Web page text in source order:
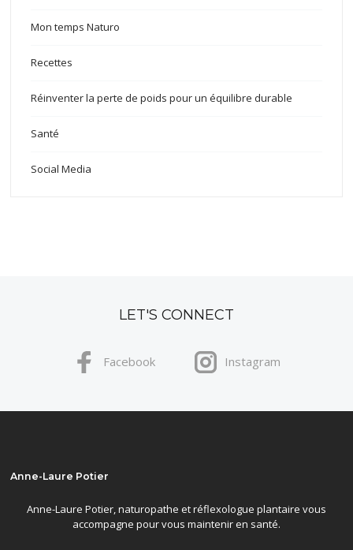
Mon temps Naturo
Recettes
Réinventer la perte de poids pour un équilibre durable
Santé
Social Media
LET'S CONNECT
Facebook Instagram
Anne-Laure Potier
Anne-Laure Potier, naturopathe et réflexologue plantaire vous
accompagne pour vous maintenir en santé.